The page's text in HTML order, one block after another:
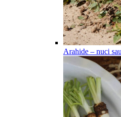
Arahide – nuci